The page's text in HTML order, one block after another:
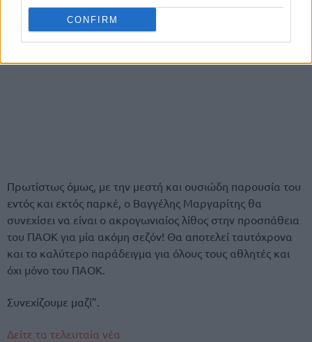
CONFIRM
Πρωτίστως όμως, με την μεστή και ουσιώδη παρουσία του
εντός και εκτός παρκέ, ο Βαγγέλης Μαργαρίτης θα
συνεχίσει να είναι ο ακρογωνιαίος λίθος στην προσπάθεια
του ΠΑΟΚ για μία ακόμη σεζόν! Θα αποτελεί ταυτόχρονα
και το καλύτερο παράδειγμα για όλους τους αθλητές και
όχι μόνο του ΠΑΟΚ.
Συνεχίζουμε μαζί”.
Δείτε τα τελευταία νέα